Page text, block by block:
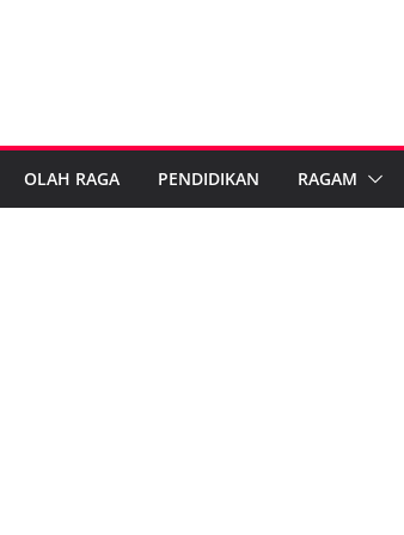
OLAH RAGA PENDIDIKAN RAGAM